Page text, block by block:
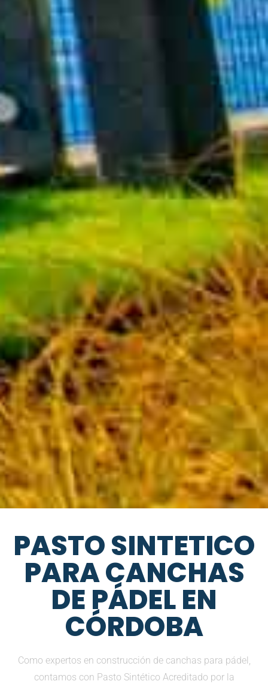
PASTO SINTETICO
PARA CANCHAS
DE PÁDEL EN
CÓRDOBA
Como expertos en construcción de canchas para pádel,
contamos con Pasto Sintético Acreditado por la